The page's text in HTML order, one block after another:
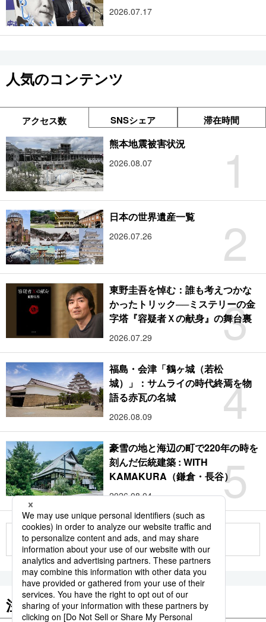
2026.07.17
人気のコンテンツ
アクセス数 SNSシェア 滞在時間
1
熊本地震被害状況
2026.08.07
2
日本の世界遺産一覧
2026.07.26
3
東野圭吾を悼む：誰も考えつかな
かったトリック──ミステリーの金
字塔『容疑者Ｘの献身』の舞台裏
2026.07.29
4
福島・会津「鶴ヶ城（若松
城）」：サムライの時代終焉を物
語る赤瓦の名城
2026.08.09
5
豪雪の地と海辺の町で220年の時を
刻んだ伝統建築 : WITH
KAMAKURA（鎌倉・長谷）
2026.08.04
もっと見る
注目のキーワード